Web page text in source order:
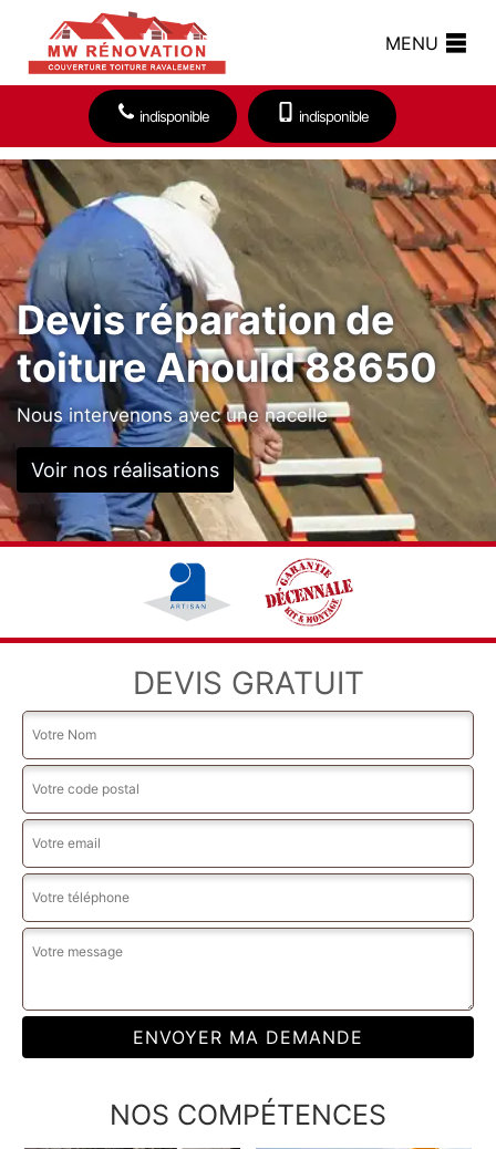
MENU
indisponible indisponible
Devis réparation de
toiture Anould 88650
Nous intervenons avec une nacelle
Voir nos réalisations
DEVIS GRATUIT
NOS COMPÉTENCES